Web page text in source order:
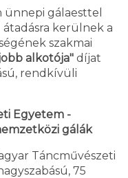
ünnepi gálaesttel
kerülnek a
szakmai
alkotója" díjat
rendkívüli
Egyetem -
gálák
Táncművészeti
75